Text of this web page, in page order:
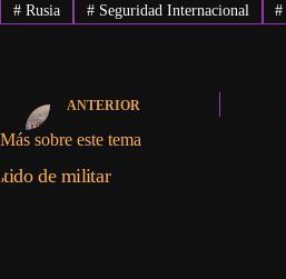
#Rusia #Seguridad Internacional #
ANTERIOR
Más sobre este tema